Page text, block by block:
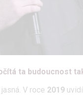
ta budoucnost
V roce 2019